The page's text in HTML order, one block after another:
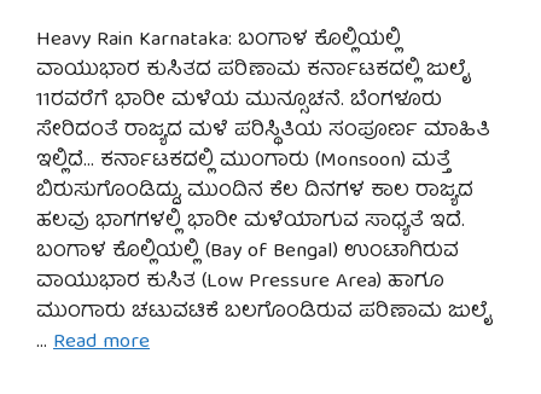
Heavy Rain Karnataka: ಬಂಗಾಳ ಕೊಲ್ಲಿಯಲ್ಲಿ
ವಾಯುಭಾರ ಕುಸಿತದ ಪರಿಣಾಮ ಕರ್ನಾಟಕದಲ್ಲಿ ಜುಲೈ
11ರವರೆಗೆ ಭಾರೀ ಮಳೆಯ ಮುನ್ಸೂಚನೆ. ಬೆಂಗಳೂರು
ಸೇರಿದಂತೆ ರಾಜ್ಯದ ಮಳೆ ಪರಿಸ್ಥಿತಿಯ ಸಂಪೂರ್ಣ ಮಾಹಿತಿ
ಇಲ್ಲಿದೆ… ಕರ್ನಾಟಕದಲ್ಲಿ ಮುಂಗಾರು (Monsoon) ಮತ್ತೆ
ಬಿರುಸುಗೊಂಡಿದ್ದು, ಮುಂದಿನ ಕೆಲ ದಿನಗಳ ಕಾಲ ರಾಜ್ಯದ
ಹಲವು ಭಾಗಗಳಲ್ಲಿ ಭಾರೀ ಮಳೆಯಾಗುವ ಸಾಧ್ಯತೆ ಇದೆ.
ಬಂಗಾಳ ಕೊಲ್ಲಿಯಲ್ಲಿ (Bay of Bengal) ಉಂಟಾಗಿರುವ
ವಾಯುಭಾರ ಕುಸಿತ (Low Pressure Area) ಹಾಗೂ
ಮುಂಗಾರು ಚಟುವಟಿಕೆ ಬಲಗೊಂಡಿರುವ ಪರಿಣಾಮ ಜುಲೈ
… Read more